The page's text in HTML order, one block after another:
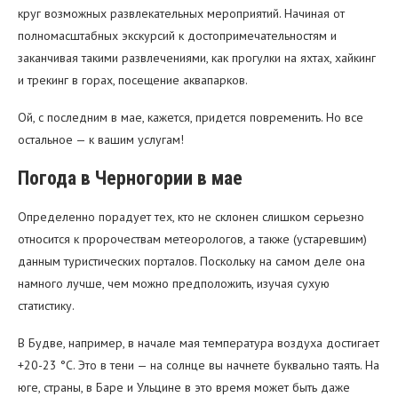
круг возможных развлекательных мероприятий. Начиная от
полномасштабных экскурсий к достопримечательностям и
заканчивая такими развлечениями, как прогулки на яхтах, хайкинг
и трекинг в горах, посещение аквапарков.
Ой, с последним в мае, кажется, придется повременить. Но все
остальное — к вашим услугам!
Погода в Черногории в мае
Определенно порадует тех, кто не склонен слишком серьезно
относится к пророчествам метеорологов, а также (устаревшим)
данным туристических порталов. Поскольку на самом деле она
намного лучше, чем можно предположить, изучая сухую
статистику.
В Будве, например, в начале мая температура воздуха достигает
+20-23 °C. Это в тени — на солнце вы начнете буквально таять. На
юге, страны, в Баре и Ульцине в это время может быть даже